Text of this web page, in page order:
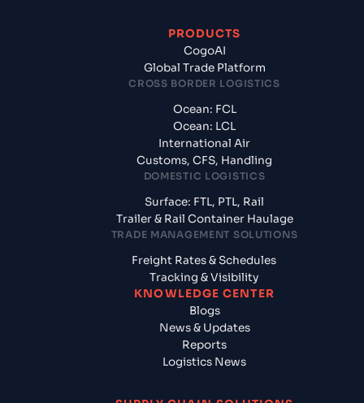
PRODUCTS
CogoAI
Global Trade Platform
CROSS BORDER LOGISTICS
Ocean: FCL
Ocean: LCL
International Air
Customs, CFS, Handling
DOMESTIC LOGISTICS
Surface: FTL, PTL, Rail
Trailer & Rail Container Haulage
TRADE MANAGEMENT SOLUTIONS
Freight Rates & Schedules
Tracking & Visibility
KNOWLEDGE CENTER
Blogs
News & Updates
Reports
Logistics News